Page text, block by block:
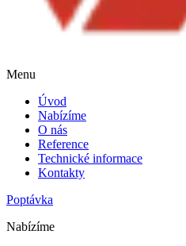
Menu
Úvod
Nabízíme
O nás
Reference
Technické informace
Kontakty
Poptávka
Nabízíme